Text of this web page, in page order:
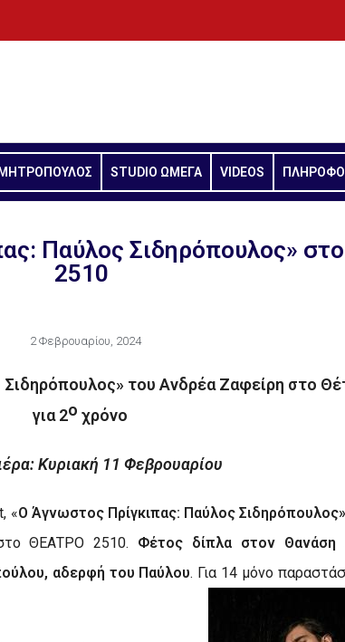
STUDIO ΩΜΕΓΑ VIDEOS
Παύλος Σιδηρόπουλος»
2510
2 Φεβρουαρίου, 2024
του Ανδρέα Ζαφείρη στο
για2ο χρόνο
Κυριακή 11 Φεβρουαρίου
«Ο Άγνωστος Πρίγκιπας: Παύλος Σιδηρόπουλος»
ΘΕΑΤΡΟ 2510. Φέτος δίπλα στον Θανάση
αδερφή του Παύλου. Για 14 μόνο